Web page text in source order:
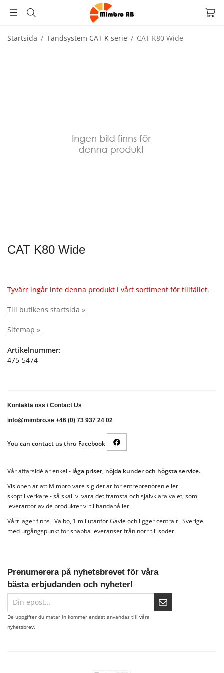
Startsida / Tandsystem CAT K serie / CAT K80 Wide
CAT K80 Wide
Tyvärr ingår inte denna produkt i vårt sortiment för tillfället.
Till butikens startsida »
Sitemap »
Artikelnummer:
475-5474
Kontakta oss /Contact Us
info@mimbro.se +46 (0) 73 937 24 02
You can contact us thru Facebook
Vår affärsidé är enkel - låga priser, nöjda kunder och högsta service.
Visionen är att Mimbro vare sig det är för entreprenören eller
skoptillverkare - så skall vi vara det främsta och självklara valet, som
leverantör av de produkter vi tillhandahåller.
Vårt lager finns i Valbo, 1 mil utanför Gävle och ligger centralt i Sverige
med utgångspunkt för snabba leveranser från norr till söder.
Prenumerera på nyhetsbrevet för våra
bästa erbjudanden och nyheter!
De uppgifter du matar in kommer endast användas till våra
nyhetsbrev.